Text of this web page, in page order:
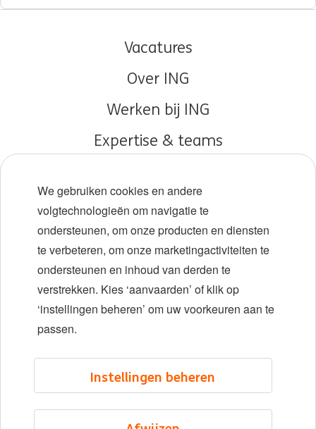
Vacatures
Over ING
Werken bij ING
Expertise & teams
Diversiteit en inclusie
Locaties
Evenementen
©2026 ING
Privacyverklaring
We gebruiken cookies en andere
volgtechnologieën om navigatie te
ondersteunen, om onze producten en diensten
te verbeteren, om onze marketingactiviteiten te
ondersteunen en inhoud van derden te
verstrekken. Kies ‘aanvaarden’ of klik op
‘instellingen beheren’ om uw voorkeuren aan te
passen.
Instellingen beheren